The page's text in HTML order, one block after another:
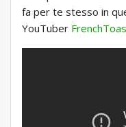
fa per te stesso in
YouTuber